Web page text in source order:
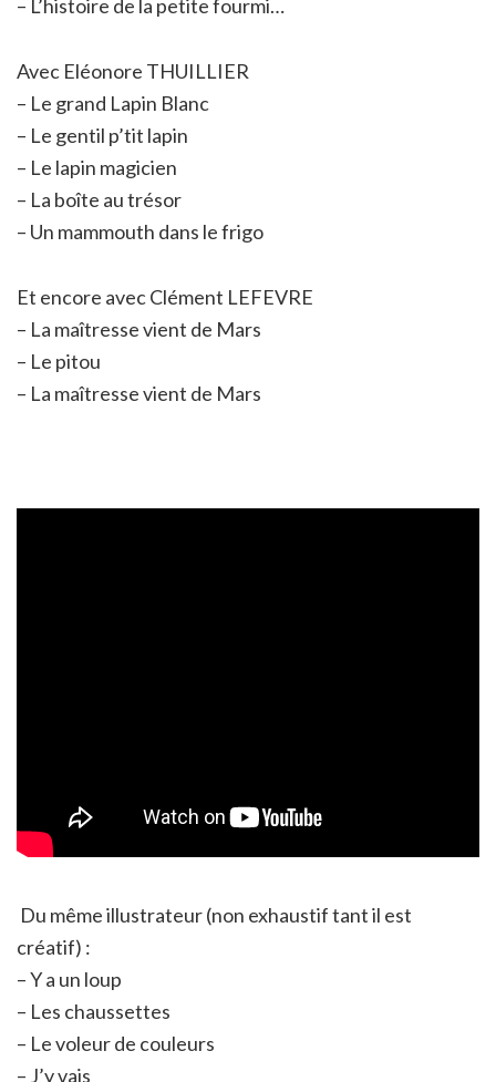
– L’histoire de la petite fourmi…
Avec Eléonore THUILLIER
– Le grand Lapin Blanc
– Le gentil p’tit lapin
– Le lapin magicien
– La boîte au trésor
– Un mammouth dans le frigo
Et encore avec Clément LEFEVRE
– La maîtresse vient de Mars
– Le pitou
– La maîtresse vient de Mars
Du même illustrateur (non exhaustif tant il est
créatif) :
– Y a un loup
– Les chaussettes
– Le voleur de couleurs
– J’y vais